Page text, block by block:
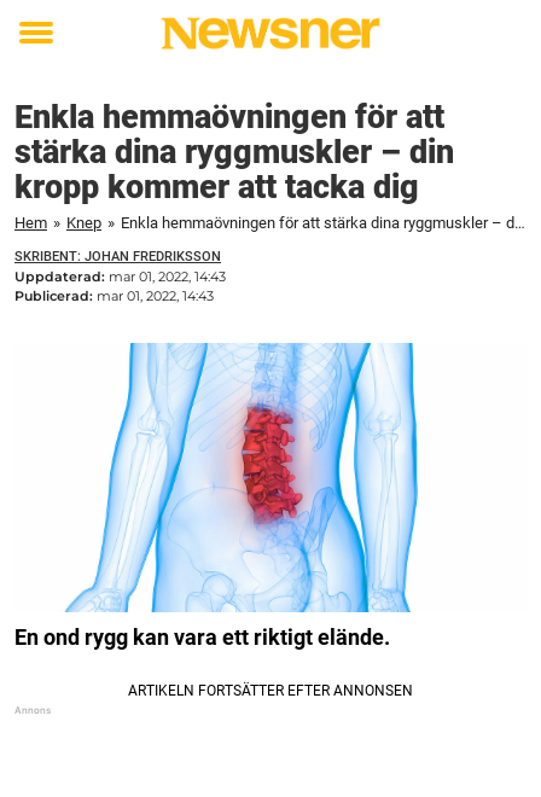
Toggle
Enkla hemmaövningen för att
stärka dina ryggmuskler – din
kropp kommer att tacka dig
Hem » Knep » Enkla hemmaövningen för att stärka dina ryggmuskler – din kropp kommer att tacka dig
SKRIBENT: JOHAN FREDRIKSSON
Uppdaterad: mar 01, 2022, 14:43
Publicerad: mar 01, 2022, 14:43
En ond rygg kan vara ett riktigt elände.